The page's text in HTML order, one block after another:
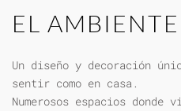
EL AMBIENTE
Un diseño y decoración
sentir como en casa.
Numerosos espacios